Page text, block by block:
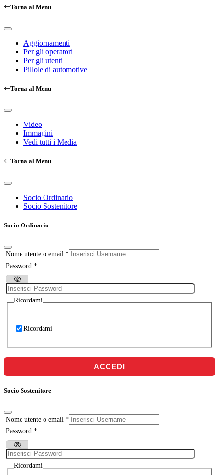
Torna al Menu
Aggiornamenti
Per gli operatori
Per gli utenti
Pillole di automotive
Torna al Menu
Video
Immagini
Vedi tutti i Media
Torna al Menu
Socio Ordinario
Socio Sostenitore
Socio Ordinario
Nome utente o email *
Password *
Ricordami
Ricordami
ACCEDI
Socio Sostenitore
Nome utente o email *
Password *
Ricordami